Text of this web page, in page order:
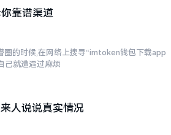
靠谱渠道
的时候,在网络上搜寻“imtoken钱包下载app
己就遭遇过麻烦
人说说真实情况